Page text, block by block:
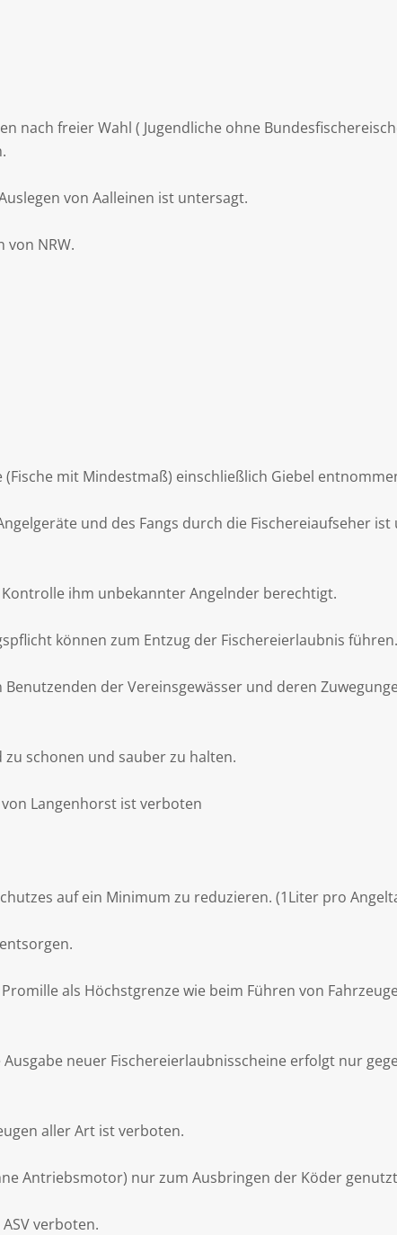
nach freier Wahl ( Jugendliche ohne
von Aalleinen ist untersagt.
von NRW.
mit Mindestmaß) einschließlich Giebel
und des Fangs durch die Fischereiaufseher
ihm unbekannter Angelnder berechtigt.
können zum Entzug der Fischereierlaubnis führen.
der Vereinsgewässer und deren
schonen und sauber zu halten.
Langenhorst ist verboten
auf ein Minimum zu reduzieren. (1Liter pro
als Höchstgrenze wie beim Führen von
neuer Fischereierlaubnisscheine erfolgt nur
aller Art ist verboten.
Antriebsmotor) nur zum Ausbringen der Köder
verboten.